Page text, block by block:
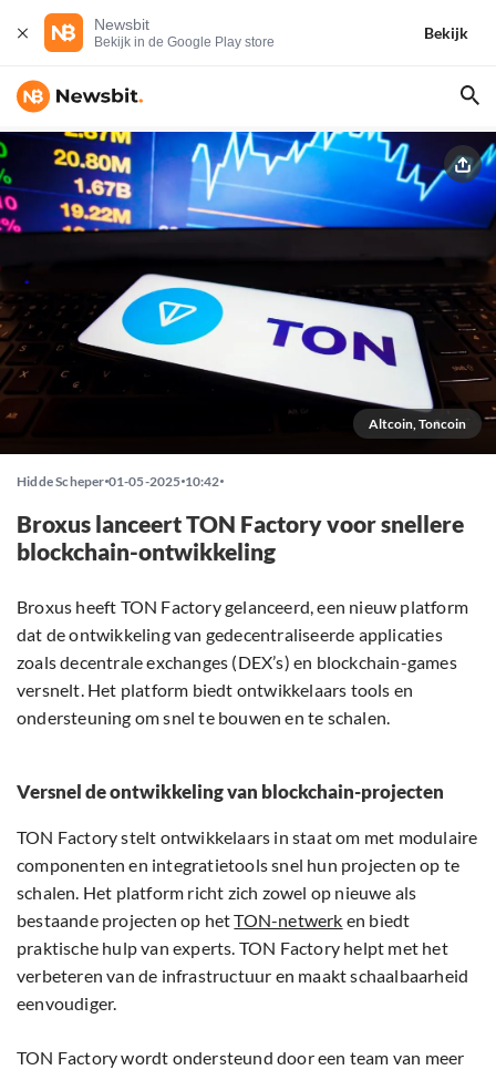
Newsbit
Bekijk in de Google Play store
Bekijk
Altcoin, Toncoin
Hidde Scheper 01-05-2025 10:42
Broxus lanceert TON Factory voor snellere
blockchain-ontwikkeling
Broxus heeft TON Factory gelanceerd, een nieuw platform
dat de ontwikkeling van gedecentraliseerde applicaties
zoals decentrale exchanges (DEX’s) en blockchain-games
versnelt. Het platform biedt ontwikkelaars tools en
ondersteuning om snel te bouwen en te schalen.
Versnel de ontwikkeling van blockchain-projecten
TON Factory stelt ontwikkelaars in staat om met modulaire
componenten en integratietools snel hun projecten op te
schalen. Het platform richt zich zowel op nieuwe als
bestaande projecten op hetTON-netwerk en biedt
praktische hulp van experts. TON Factory helpt met het
verbeteren van de infrastructuur en maakt schaalbaarheid
eenvoudiger.
TON Factory wordt ondersteund door een team van meer